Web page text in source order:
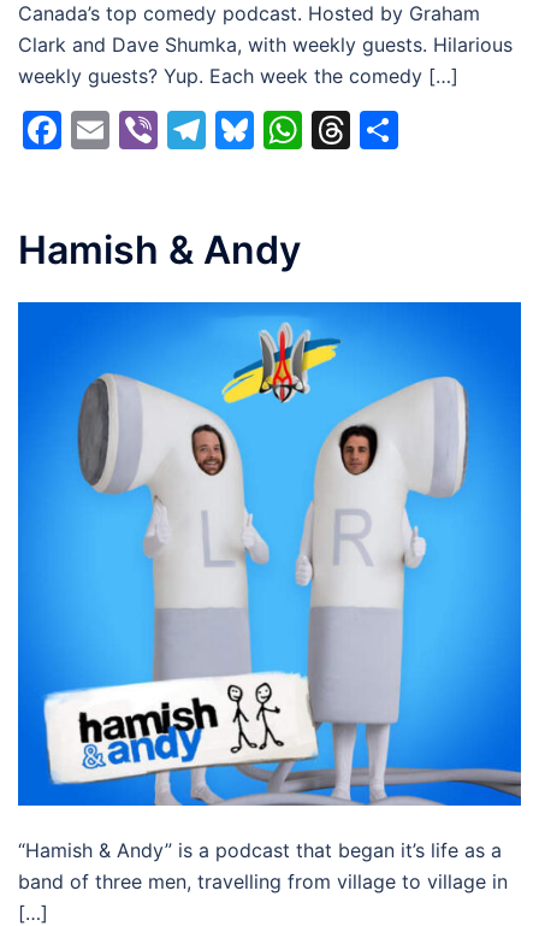
Canada’s top comedy podcast. Hosted by Graham
Clark and Dave Shumka, with weekly guests. Hilarious
weekly guests? Yup. Each week the comedy […]
Facebook
EmailViberTelegram
Bluesky
WhatsApp
Threads
Hamish & Andy
“Hamish & Andy” is a podcast that began it’s life as a
band of three men, travelling from village to village in
[…]